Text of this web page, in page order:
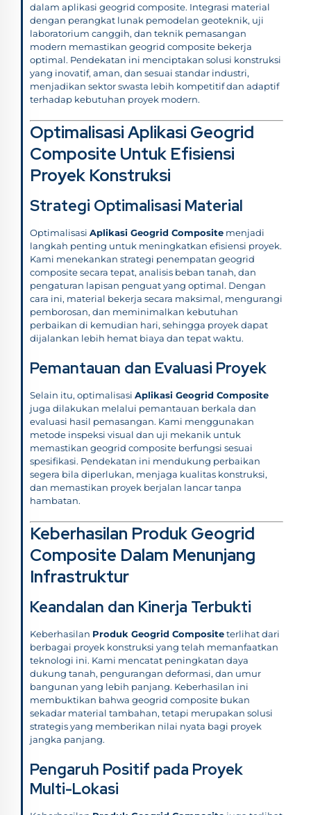
dalam aplikasi geogrid composite. Integrasi material
dengan perangkat lunak pemodelan geoteknik, uji
laboratorium canggih, dan teknik pemasangan
modern memastikan geogrid composite bekerja
optimal. Pendekatan ini menciptakan solusi konstruksi
yang inovatif, aman, dan sesuai standar industri,
menjadikan sektor swasta lebih kompetitif dan adaptif
terhadap kebutuhan proyek modern.
Optimalisasi Aplikasi Geogrid
Composite Untuk Efisiensi
Proyek Konstruksi
Strategi Optimalisasi Material
Optimalisasi Aplikasi Geogrid Composite menjadi
langkah penting untuk meningkatkan efisiensi proyek.
Kami menekankan strategi penempatan geogrid
composite secara tepat, analisis beban tanah, dan
pengaturan lapisan penguat yang optimal. Dengan
cara ini, material bekerja secara maksimal, mengurangi
pemborosan, dan meminimalkan kebutuhan
perbaikan di kemudian hari, sehingga proyek dapat
dijalankan lebih hemat biaya dan tepat waktu.
Pemantauan dan Evaluasi Proyek
Selain itu, optimalisasi Aplikasi Geogrid Composite
juga dilakukan melalui pemantauan berkala dan
evaluasi hasil pemasangan. Kami menggunakan
metode inspeksi visual dan uji mekanik untuk
memastikan geogrid composite berfungsi sesuai
spesifikasi. Pendekatan ini mendukung perbaikan
segera bila diperlukan, menjaga kualitas konstruksi,
dan memastikan proyek berjalan lancar tanpa
hambatan.
Keberhasilan Produk Geogrid
Composite Dalam Menunjang
Infrastruktur
Keandalan dan Kinerja Terbukti
Keberhasilan Produk Geogrid Compositeterlihat dari
berbagai proyek konstruksi yang telah memanfaatkan
teknologi ini. Kami mencatat peningkatan daya
dukung tanah, pengurangan deformasi, dan umur
bangunan yang lebih panjang. Keberhasilan ini
membuktikan bahwa geogrid composite bukan
sekadar material tambahan, tetapi merupakan solusi
strategis yang memberikan nilai nyata bagi proyek
jangka panjang.
Pengaruh Positif pada Proyek
Multi-Lokasi